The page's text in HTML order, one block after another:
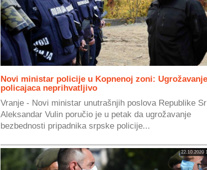
Novi ministar policije u Kopnenoj zoni: Ugrožavanje
policajaca neprihvatljivo
Vranje - Novi ministar unutrašnjih poslova Republike
Aleksandar Vulin poručio je u petak da ugrožavanje
bezbednosti pripadnika srpske policije...
22.10.2020